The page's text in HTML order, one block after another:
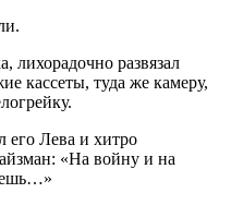
лихорадочно развязал
кассеты, туда же камеру,
Лева и хитро
«На войну и на